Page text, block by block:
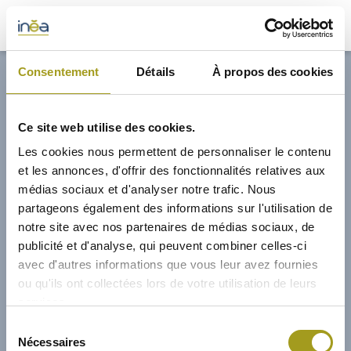
Consentement Détails À propos des cookies
Ce site web utilise des cookies.
Les cookies nous permettent de personnaliser le contenu
et les annonces, d'offrir des fonctionnalités relatives aux
médias sociaux et d'analyser notre trafic. Nous
partageons également des informations sur l'utilisation de
notre site avec nos partenaires de médias sociaux, de
publicité et d'analyse, qui peuvent combiner celles-ci
avec d'autres informations que vous leur avez fournies
ou qu'ils ont collectées lors de votre utilisation de leurs
Nécessaires
32,70€
ACTUS
INVESTISSEURS
PORTE-DOCUMENTS
GREEN BUILDING